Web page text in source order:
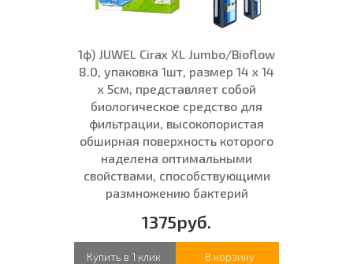
1ф) JUWEL Cirax XL Jumbo/Bioflow
8.0, упаковка 1шт, размер 14 x 14
x 5см, представляет собой
биологическое средство для
фильтрации, высокопористая
обширная поверхность которого
наделена оптимальными
свойствами, способствующими
размножению бактерий
1375руб.
Купить в 1 клик В корзину